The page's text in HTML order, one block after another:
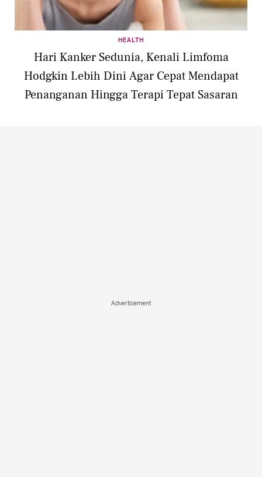
HEALTH
Hari Kanker Sedunia, Kenali Limfoma
Hodgkin Lebih Dini Agar Cepat Mendapat
Penanganan Hingga Terapi Tepat Sasaran
Advertisement